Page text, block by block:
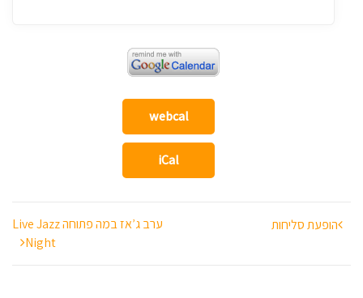
webcal
iCal
ניווט
הופעת סליחות
ערב ג’אז במה פתוחה Live Jazz
Night